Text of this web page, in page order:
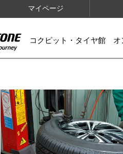
マイページ
コクピット・タイヤ館 オ
IMAGES